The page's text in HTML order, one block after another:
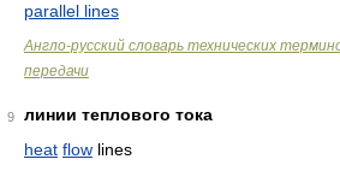
parallel lines
Англо-русский словарь технических
передачи
9
линии теплового тока
heat flow lines